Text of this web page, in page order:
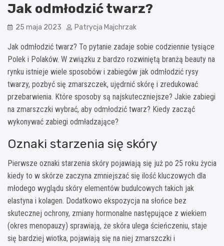
Jak odmłodzić twarz?
25 maja 2023 Patrycja Majchrzak
Jak odmłodzić twarz? To pytanie zadaje sobie codziennie tysiące
Polek i Polaków. W związku z bardzo rozwiniętą branżą beauty na
rynku istnieje wiele sposobów i zabiegów jak odmłodzić rysy
twarzy, pozbyć się zmarszczek, ujędrnić skórę i zredukować
przebarwienia. Które sposoby są najskuteczniejsze? Jakie zabiegi
na zmarszczki wybrać, aby odmłodzić twarz? Kiedy zacząć
wykonywać zabiegi odmładzające?
Oznaki starzenia się skóry
Pierwsze oznaki starzenia skóry pojawiają się już po 25 roku życia
kiedy to w skórze zaczyna zmniejszać się ilość kluczowych dla
młodego wyglądu skóry elementów budulcowych takich jak
elastyna i kolagen. Dodatkowo ekspozycja na słońce bez
skutecznej ochrony, zmiany hormonalne następujące z wiekiem
(okres menopauzy) sprawiają, że skóra ulega ścieńczeniu, staje
się bardziej wiotka, pojawiają się na niej zmarszczki i